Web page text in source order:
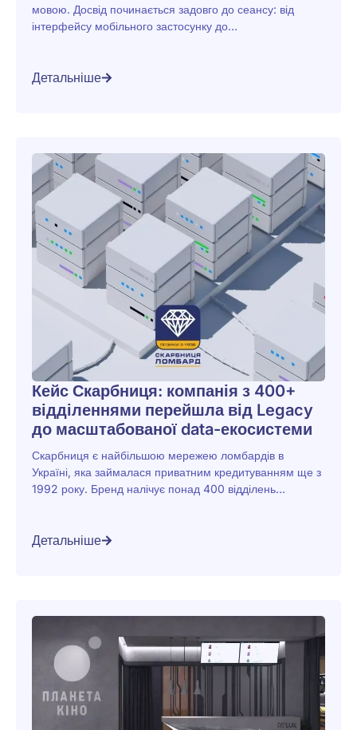
мовою. Досвід починається задовго до сеансу: від
інтерфейсу мобільного застосунку до...
Детальніше
Кейс Скарбниця: компанія з 400+
відділеннями перейшла від Legacy
до масштабованої data-екосистеми
Скарбниця є найбільшою мережею ломбардів в
Україні, яка займалася приватним кредитуванням ще з
1992 року. Бренд налічує понад 400 відділень...
Детальніше